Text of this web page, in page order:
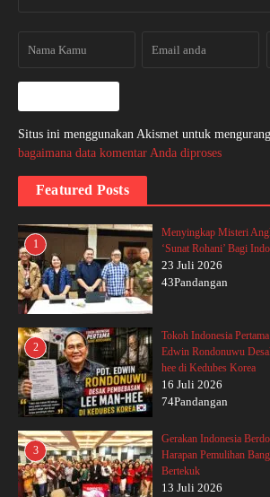
Situs ini menggunakan Akismet untuk
bagaimana data komentar Anda diproses
Featured Posts
1
Menyingkap Misteri
‘Sunat Rohani’ Bagi
23 Juli 2026
43Pandangan
2
Tokoh Indonesia
Edwin Rondonuwu
hee di Kedubes Korea
16 Juli 2026
74Pandangan
3
Gerakan Indonesia
Harapan Pemulihan
Bertekuk
13 Juli 2026